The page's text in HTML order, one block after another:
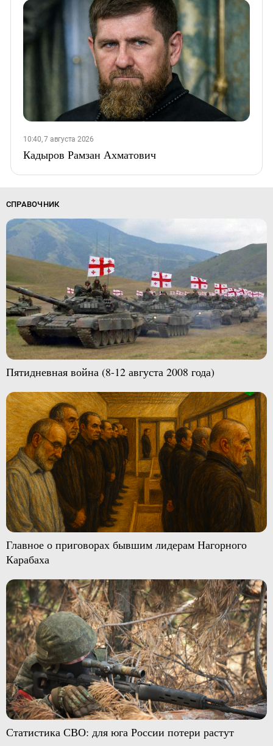
10:40, 7 августа 2026
Кадыров Рамзан Ахматович
СПРАВОЧНИК
Пятидневная война (8-12 августа 2008 года)
Главное о приговорах бывшим лидерам Нагорного
Карабаха
Статистика СВО: для юга России потери растут